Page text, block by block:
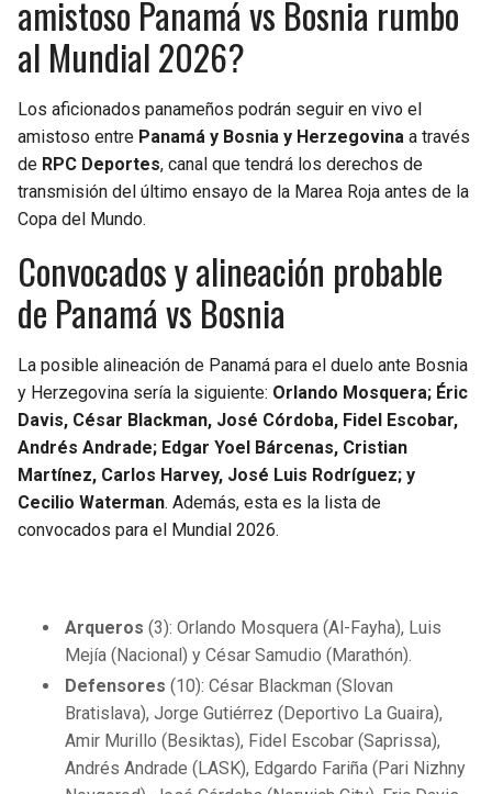
amistoso Panamá vs Bosnia rumbo
al Mundial 2026?
Los aficionados panameños podrán seguir en vivo el
amistoso entre Panamá y Bosnia y Herzegovina a través
de RPC Deportes, canal que tendrá los derechos de
transmisión del último ensayo de la Marea Roja antes de la
Copa del Mundo.
Convocados y alineación probable
de Panamá vs Bosnia
La posible alineación de Panamá para el duelo ante Bosnia
y Herzegovina sería la siguiente: Orlando Mosquera; Éric
Davis, César Blackman, José Córdoba, Fidel Escobar,
Andrés Andrade; Edgar Yoel Bárcenas, Cristian
Martínez, Carlos Harvey, José Luis Rodríguez; y
Cecilio Waterman. Además, esta es la lista de
convocados para el Mundial 2026.
Arqueros (3): Orlando Mosquera (Al-Fayha), Luis
Mejía (Nacional) y César Samudio (Marathón).
Defensores (10): César Blackman (Slovan
Bratislava), Jorge Gutiérrez (Deportivo La Guaira),
Amir Murillo (Besiktas), Fidel Escobar (Saprissa),
Andrés Andrade (LASK), Edgardo Fariña (Pari Nizhny